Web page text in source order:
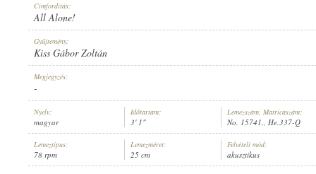
ELŐADÓ: SOLTI HERMIN,ISMERETLEN ZENÉSZ (ZONGORA)
NO. 15741.
Címfordítás:
All Alone!
Gyűjtemény:
Kiss Gábor Zoltán
Megjegyzés:
-
Nyelv:
magyar
Időtartam:
3' 1"
Lemezszám, Matricaszám:
No. 15741., He.337-Q
Lemeztípus:
78 rpm
Lemezméret:
25 cm
Felvételi mód:
akusztikus